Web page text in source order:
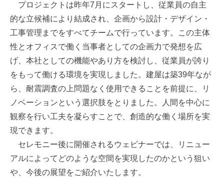
プロジェクトは昨年7月にスタートし、従業員の自主
的な立候補により結成され、企画から設計・デザイン・
工事管理までをすべてチームで行っています。この主体
性とオフィスで働く当事者としての企画力で発想を広
げ、本社としての機能やあり方を検討し、従業員が誇り
をもって働ける環境を実現しました。建屋は築39年なが
ら、耐震調査の上問題なく使用できることを前提に、リ
ノベーションという選択肢をとりました。人間を中心に
観察を行い工夫を凝らすことで、創造的な働く場所を実
現できます。
セレモニー後に開催されるウェビナーでは、リニュー
アルによってどのような空間を実現したのかという狙い
や、今後の展望をご紹介いたします。